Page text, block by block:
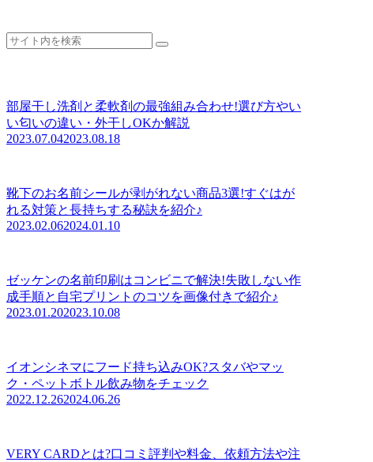
部屋干し洗剤と柔軟剤の最強組み合わせ!選び方やい
い匂いの違い・外干しOKか解説
2023.07.042023.08.18
靴下のお名前シールが剥がれない商品3選!すぐはが
れる対策と長持ちする秘訣を紹介♪
2023.02.062024.01.10
ゼッケンの名前印刷はコンビニで解決!失敗しない作
成手順と自宅プリントのコツを画像付きで紹介♪
2023.01.202023.10.08
イオンシネマにフード持ち込みOK?スタバやマッ
ク・ペットボトル飲み物をチェック
2022.12.262024.06.26
VERY CARDとは?口コミ評判や料金、依頼方法や注